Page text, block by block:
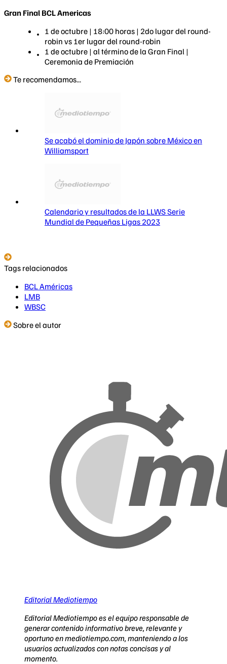
Gran Final BCL Americas
1 de octubre | 18:00 horas | 2do lugar del round-
robin vs 1er lugar del round-robin
1 de octubre | al término de la Gran Final |
Ceremonia de Premiación
Te recomendamos...
Se acabó el dominio de Japón sobre México en
Williamsport
Calendario y resultados de la LLWS Serie
Mundial de Pequeñas Ligas 2023
Tags relacionados
BCL Américas
LMB
WBSC
Sobre el autor
Editorial Mediotiempo
Editorial Mediotiempo es el equipo responsable de
generar contenido informativo breve, relevante y
oportuno en mediotiempo.com, manteniendo a los
usuarios actualizados con notas concisas y al
momento.